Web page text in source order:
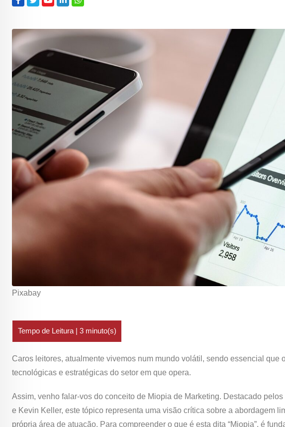
Pixabay
Caros leitores, atualmente vivemos num mundo volátil, sendo essencial que
tecnológicas e estratégicas do setor em que opera.
Assim, venho falar-vos do conceito de Miopia de Marketing. Destacado
e Kevin Keller, este tópico representa uma visão crítica sobre a abordagem
própria área de atuação. Para compreender o que é esta dita “Miopia”, é